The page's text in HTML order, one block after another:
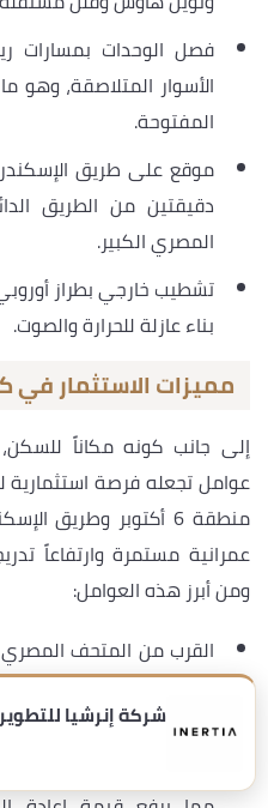
فصل الوحدات بمسارات
الأسوار المتلاصقة، وهو
المفتوحة.
موقع على طريق
المصري الكبير.
تشطيب خارجي بطراز
بناء عازلة للحرارة والصوت.
مميزات الاستثمار في
عوامل تجعله فرصة استثمارية
منطقة 6 أكتوبر وطريق
عمرانية مستمرة وارتفاعاً
ومن أبرز هذه العوامل:
القرب من المتحف المصري
بُعد 15 دقيقة،
قيمة العقارات المحيطة
الندرة العددية بسبب
شركة إنرشيا